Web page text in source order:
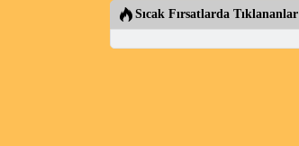
Sıcak Fırsatlarda Tıklananlar